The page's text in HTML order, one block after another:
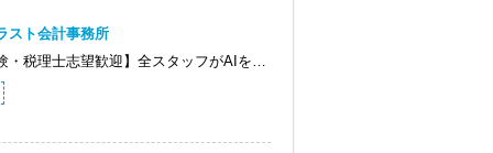
スト会計事務所
・税理士志望歓迎】全スタッフがAIを…